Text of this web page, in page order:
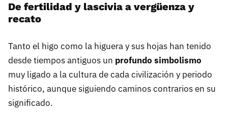
De fertilidad y lascivia a vergüenza y
recato
Tanto el higo como la higuera y sus hojas han tenido
desde tiempos antiguos un profundo simbolismo
muy ligado a la cultura de cada civilización y periodo
histórico, aunque siguiendo caminos contrarios en su
significado.